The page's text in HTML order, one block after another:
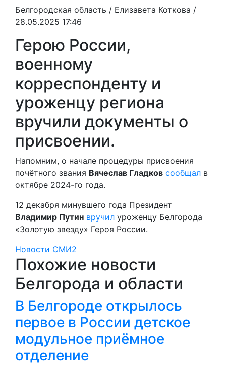
Белгородская область / Елизавета Коткова /
28.05.2025 17:46
Герою России,
военному
корреспонденту и
уроженцу региона
вручили документы о
присвоении.
Напомним, о начале процедуры присвоения
почётного звания Вячеслав Гладков сообщал в
октябре 2024-го года.
12 декабря минувшего года Президент
Владимир Путин вручил уроженцу Белгорода
«Золотую звезду» Героя России.
Новости СМИ2
Похожие новости
Белгорода и области
В Белгороде открылось
первое в России детское
модульное приёмное
отделение